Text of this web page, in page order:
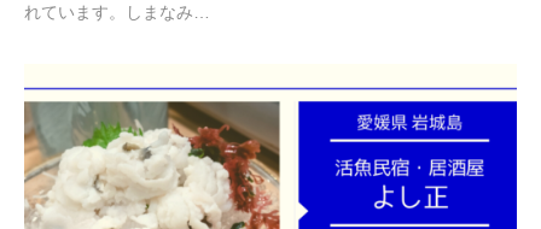
れています。しまなみ…